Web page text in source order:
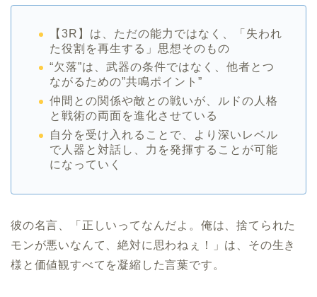
【3R】は、ただの能力ではなく、「失われ
た役割を再生する」思想そのもの
“欠落”は、武器の条件ではなく、他者とつ
ながるための”共鳴ポイント”
仲間との関係や敵との戦いが、ルドの人格
と戦術の両面を進化させている
自分を受け入れることで、より深いレベル
で人器と対話し、力を発揮することが可能
になっていく
彼の名言、「正しいってなんだよ。俺は、捨てられた
モンが悪いなんて、絶対に思わねぇ！」は、その生き
様と価値観すべてを凝縮した言葉です。